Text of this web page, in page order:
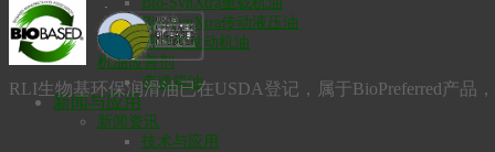
Bio-SynXtra传动液压油
两冲程发动机油
机油改善剂
变速箱油
新闻与应用
新闻资讯
技术与应用
RLI生物基环保润滑油已在USDA登记，属于BioPreferred产品